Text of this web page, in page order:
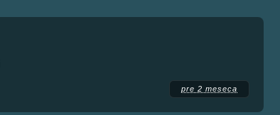
pre 2 meseca